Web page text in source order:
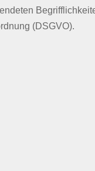
(DSGVO).